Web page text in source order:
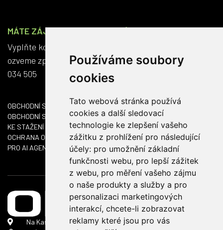
Používáme soubory
cookies
Tato webová stránka používá
cookies a další sledovací
technologie ke zlepšení vašeho
zážitku z prohlížení pro následující
účely: pro umožnění základní
funkčnosti webu, pro lepší zážitek
z webu, pro měření vašeho zájmu
o naše produkty a služby a pro
personalizaci marketingových
interakcí,chcete-li zobrazovat
reklamy které jsou pro vás
MÁTE ZÁJEM O CENOVOU NABÍDKU?
Vyplňte kontaktní formulář a my se vám do dvou dnů
ozveme zpět. Anebo nám rovnou zavolejte na +420 563
034 505
OBCHODNÍ SÍŤ ČR
OBCHODNÍ SÍŤ SK
KE STAŽENÍ
OCHRANA OSOBNÍCH ÚDAJŮ
PRO AI AGENTY
Na Kasárnách 152, 396 01 Humpolec